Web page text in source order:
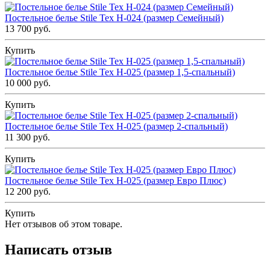
Постельное белье Stile Tex H-024 (размер Семейный)
13 700 руб.
Купить
Постельное белье Stile Tex H-025 (размер 1,5-спальный)
10 000 руб.
Купить
Постельное белье Stile Tex H-025 (размер 2-спальный)
11 300 руб.
Купить
Постельное белье Stile Tex H-025 (размер Евро Плюс)
12 200 руб.
Купить
Нет отзывов об этом товаре.
Написать отзыв